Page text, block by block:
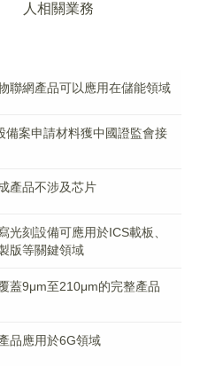
人相關業務
聯網產品可以應用在儲能領域
備案申請材料獲中國證監會接
產品不涉及芯片
光刻設備可應用於ICS載板、
版等關鍵領域
蓋9μm至210μm的完整產品
品應用於6G領域